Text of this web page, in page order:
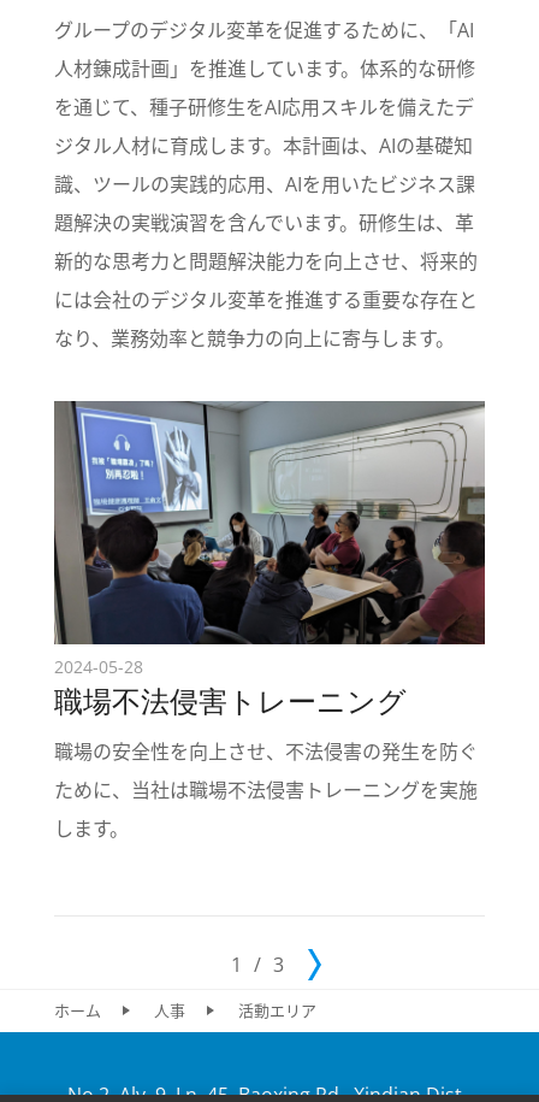
グループのデジタル変革を促進するために、「AI
人材錬成計画」を推進しています。体系的な研修
を通じて、種子研修生をAI応用スキルを備えたデ
ジタル人材に育成します。本計画は、AIの基礎知
識、ツールの実践的応用、AIを用いたビジネス課
題解決の実戦演習を含んでいます。研修生は、革
新的な思考力と問題解決能力を向上させ、将来的
には会社のデジタル変革を推進する重要な存在と
なり、業務効率と競争力の向上に寄与します。
2024-05-28
職場不法侵害トレーニング
職場の安全性を向上させ、不法侵害の発生を防ぐ
ために、当社は職場不法侵害トレーニングを実施
します。
1 / 3
ホーム 人事 活動エリア
No.2, Aly. 9, Ln. 45, Baoxing Rd., Xindian Dist.,